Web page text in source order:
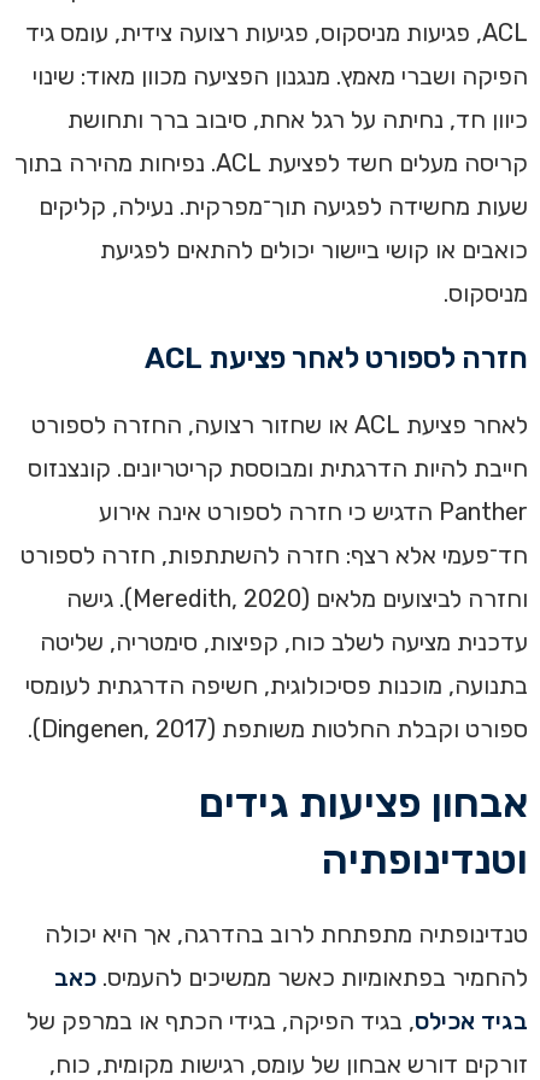
ACL, פגיעות מניסקוס, פגיעות רצועה צידית, עומס גיד
הפיקה ושברי מאמץ. מנגנון הפציעה מכוון מאוד: שינוי
כיוון חד, נחיתה על רגל אחת, סיבוב ברך ותחושת
קריסה מעלים חשד לפציעת ACL. נפיחות מהירה בתוך
שעות מחשידה לפגיעה תוך־מפרקית. נעילה, קליקים
כואבים או קושי ביישור יכולים להתאים לפגיעת
מניסקוס.
חזרה לספורט לאחר פציעת ACL
לאחר פציעת ACL או שחזור רצועה, החזרה לספורט
חייבת להיות הדרגתית ומבוססת קריטריונים. קונצנזוס
Panther הדגיש כי חזרה לספורט אינה אירוע
חד־פעמי אלא רצף: חזרה להשתתפות, חזרה לספורט
וחזרה לביצועים מלאים (Meredith, 2020). גישה
עדכנית מציעה לשלב כוח, קפיצות, סימטריה, שליטה
בתנועה, מוכנות פסיכולוגית, חשיפה הדרגתית לעומסי
ספורט וקבלת החלטות משותפת (Dingenen, 2017).
אבחון פציעות גידים
וטנדינופתיה
טנדינופתיה מתפתחת לרוב בהדרגה, אך היא יכולה
להחמיר בפתאומיות כאשר ממשיכים להעמיס. כאב
בגיד אכילס, בגיד הפיקה, בגידי הכתף או במרפק של
זורקים דורש אבחון של עומס, רגישות מקומית, כוח,